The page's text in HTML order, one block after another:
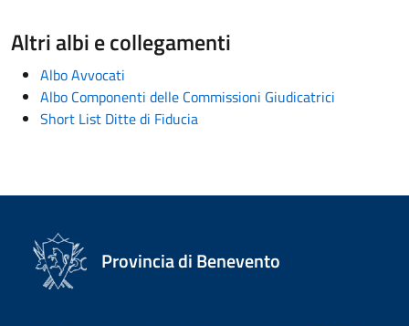
Altri albi e collegamenti
Albo Avvocati
Albo Componenti delle Commissioni Giudicatrici
Short List Ditte di Fiducia
Provincia di Benevento